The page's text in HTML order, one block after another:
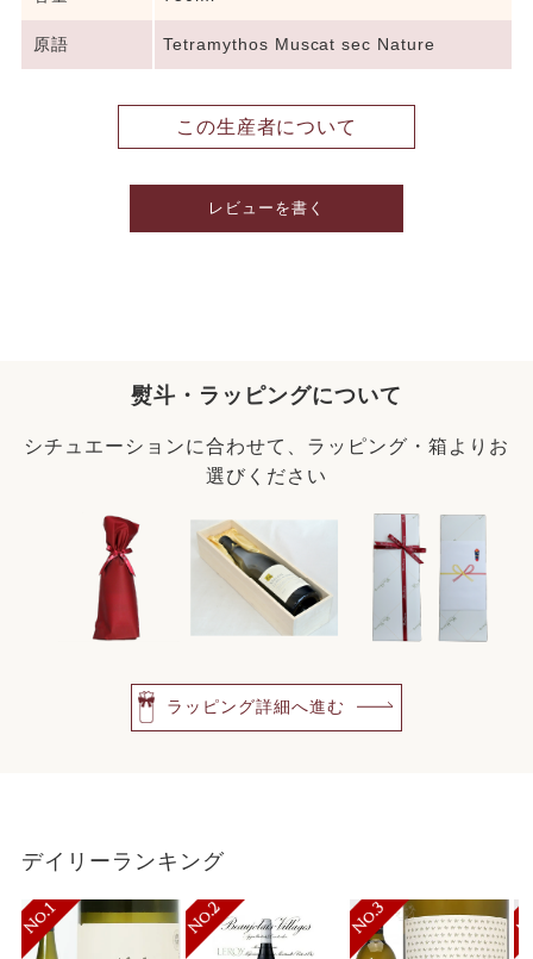
原語 Tetramythos Muscat sec Nature
この生産者について
レビューを書く
熨斗・ラッピングについて
シチュエーションに合わせて、ラッピング・箱よりお
選びください
ラッピング詳細へ進む
デイリーランキング